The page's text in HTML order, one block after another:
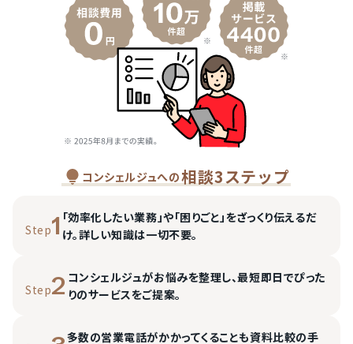
コンシェルジュへの相談3ステップ
Step1 「効率化したい業務」や「困りごと」をざっくり伝えるだ
け。詳しい知識は一切不要。
Step2 コンシェルジュがお悩みを整理し、最短即日でぴった
りのサービスをご提案。
多数の営業電話がかかってくることも資料比較の手